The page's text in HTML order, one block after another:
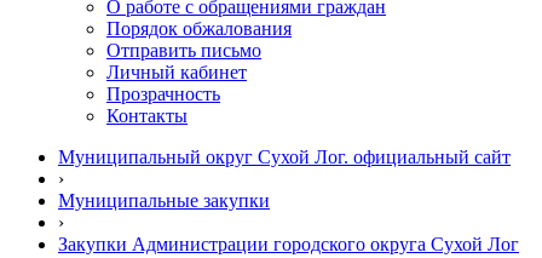
О работе с обращениями граждан
Порядок обжалования
Отправить письмо
Личный кабинет
Прозрачность
Контакты
Муниципальный округ Сухой Лог. официальный сайт
›
Муниципальные закупки
›
Закупки Администрации городского округа Сухой Лог